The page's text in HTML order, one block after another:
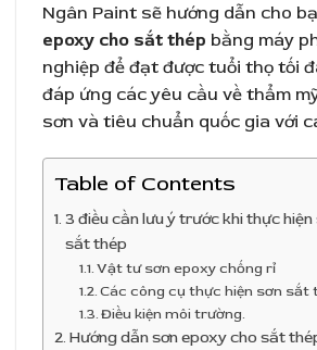
Ngân Paint sẽ hướng dẫn cho
epoxy cho sắt thép bằng máy
nghiệp để đạt được tuổi thọ tối
đáp ứng các yêu cầu về thẩm
sơn và tiêu chuẩn quốc gia với
Table of Contents
3 điều cần lưu ý trước khi thực
sắt thép
Vật tư sơn epoxy chống rỉ
Các công cụ thực hiện sơn sắt
Điều kiện môi trường.
Hướng dẫn sơn epoxy cho sắt